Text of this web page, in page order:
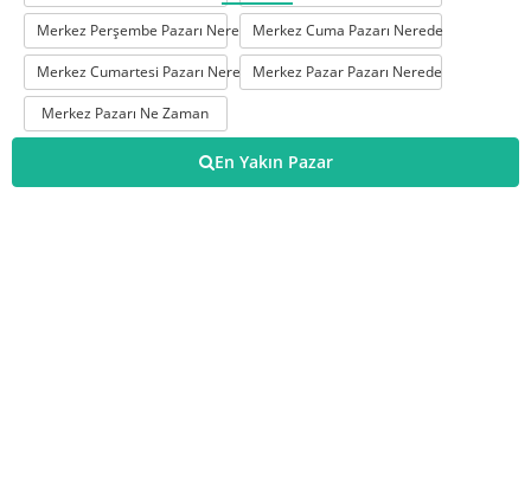
Merkez Perşembe Pazarı NeredeMerkez Cuma Pazarı Nerede
Merkez Cumartesi Pazarı NeredeMerkez Pazar Pazarı Nerede
Merkez Pazarı Ne Zaman
En Yakın Pazar